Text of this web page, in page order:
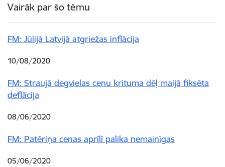
Vairāk par šo tēmu
FM: Jūlijā Latvijā atgriežas inflācija
10/08/2020
FM: Straujā degvielas cenu krituma dēļ maijā fiksēta
deflācija
08/06/2020
FM: Patēriņa cenas aprīlī palika nemainīgas
05/06/2020